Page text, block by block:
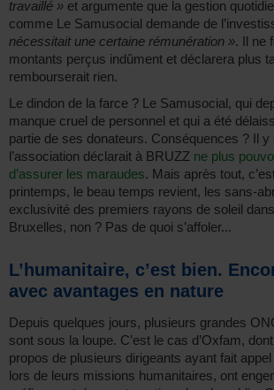
travaillé » et argumente que la gestion
comme Le Samusocial demande de
nécessitait une certaine rémunération ». Il ne
montants perçus indûment et déclarera plus
rembourserait rien.
Le dindon de la farce ? Le Samusocial, qui
manque cruel de personnel et qui a été
partie de ses donateurs. Conséquences ? Il y
l’association déclarait à BRUZZ ne plus
d’assurer les maraudes. Mais après tout,
printemps, le beau temps revient, les sans-
exclusivité des premiers rayons de soleil
Bruxelles, non ? Pas de quoi s’affoler...
L’humanitaire, c’est bien.
avec avantages en nature
Depuis quelques jours, plusieurs grandes
sont sous la loupe. C’est le cas d’Oxfam,
propos de plusieurs dirigeants ayant fait
lors de leurs missions humanitaires, ont